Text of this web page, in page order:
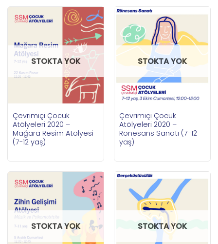
STOKTA YOK
Çevrimiçi Çocuk
Atölyeleri 2020 –
Mağara Resim Atölyesi
(7-12 yaş)
STOKTA YOK
Çevrimiçi Çocuk
Atölyeleri 2020 –
Rönesans Sanatı (7-12
yaş)
STOKTA YOK STOKTA YOK